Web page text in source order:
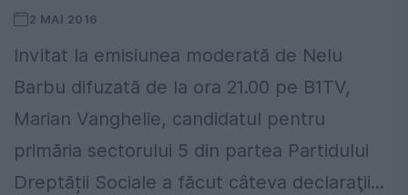
2 MAI 2016
Invitat la emisiunea moderată de Nelu
Barbu difuzată de la ora 21.00 pe B1TV,
Marian Vanghelie, candidatul pentru
primăria sectorului 5 din partea Partidului
Dreptății Sociale a făcut câteva declaraţii...